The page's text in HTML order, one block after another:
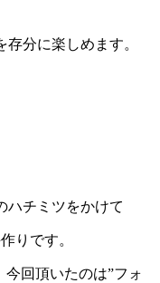
分に楽しめます。
ハチミツをかけて
りです。
今回頂いたのは”フォ